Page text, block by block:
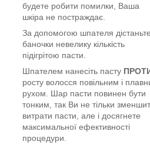
будете робити помилки, Ваша
шкіра не постраждає.
За допомогою шпателя
баночки невелику кількість
підігрітою пасти.
Шпателем нанесіть пасту
росту волосся повільним і
рухом. Шар пасти повинен бути
тонким, так Ви не тільки
витрати пасти, але і досягнете
максимальної ефективності
процедури.